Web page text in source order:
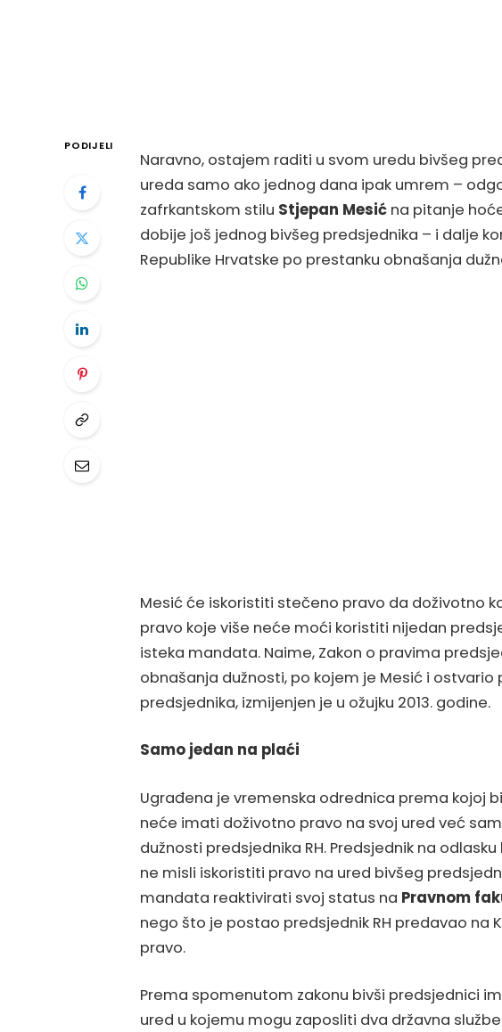
PODIJELI
Naravno, ostajem raditi u svom uredu bivšeg
ureda samo ako jednog dana ipak umrem –
zafrkantskom stilu Stjepan Mesić na pitanje
dobije još jednog bivšeg predsjednika – i dalje
Republike Hrvatske po prestanku obnašanja
Mesić će iskoristiti stečeno pravo da doživotno
pravo koje više neće moći koristiti nijedan
isteka mandata. Naime, Zakon o pravima
obnašanja dužnosti, po kojem je Mesić i ostvario
predsjednika, izmijenjen je u ožujku 2013. godine.
Samo jedan na plaći
Ugrađena je vremenska odrednica prema kojoj
neće imati doživotno pravo na svoj ured već
dužnosti predsjednika RH. Predsjednik na odlasku
ne misli iskoristiti pravo na ured bivšeg
mandata reaktivirati svoj status na Pravnom
nego što je postao predsjednik RH predavao na
pravo.
Prema spomenutom zakonu bivši predsjednici
ured u kojemu mogu zaposliti dva državna